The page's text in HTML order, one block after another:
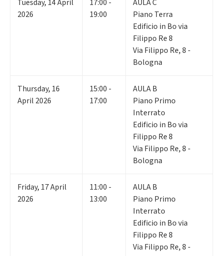
Tuesday, 14April
2026
17:00 -
19:00
AULA C
Piano Terra
Edificio in Bo via
Filippo Re 8
Via Filippo Re, 8 -
Bologna
Thursday, 16
April 2026
15:00 -
17:00
AULA B
Piano Primo
Interrato
Edificio in Bo via
Filippo Re 8
Via Filippo Re, 8 -
Bologna
Friday, 17April
2026
11:00 -
13:00
AULA B
Piano Primo
Interrato
Edificio in Bo via
Filippo Re 8
Via Filippo Re, 8 -